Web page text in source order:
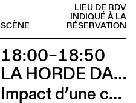
LIEU DE RDV
INDIQUÉ À LA
RÉSERVATION
SCÈNE
18:00–18:50
LA HORDE DANS LES PAVÉS
Impact d’une course x Stadium